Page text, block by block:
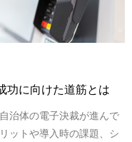
功に向けた道筋とは
治体の電子決裁が進んで
ットや導入時の課題、シ